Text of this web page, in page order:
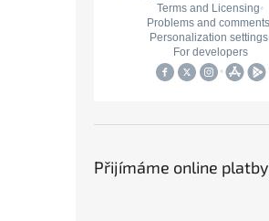
Přijímáme online platby